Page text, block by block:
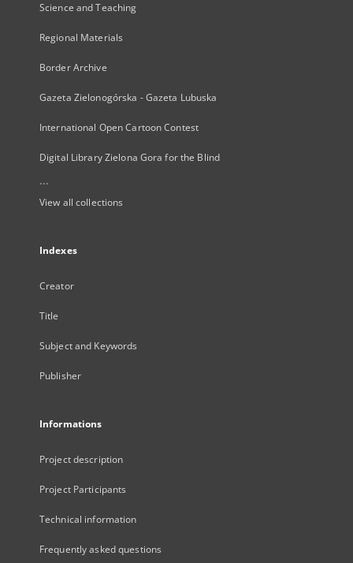
Science and Teaching
Regional Materials
Border Archive
Gazeta Zielonogórska - Gazeta Lubuska
International Open Cartoon Contest
Digital Library Zielona Gora for the Blind
...
View all collections
Indexes
Creator
Title
Subject and Keywords
Publisher
Informations
Project description
Project Participants
Technical information
Frequently asked questions